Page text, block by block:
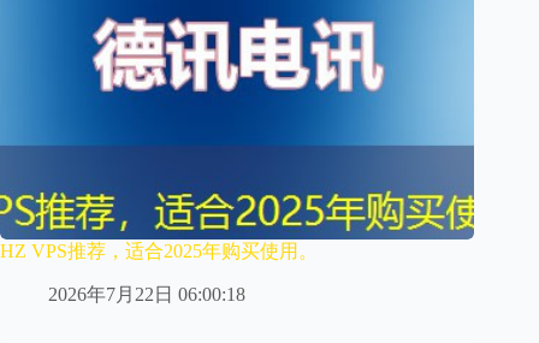
HZ VPS推荐，适合2025年购买使用。
2026年7月22日 06:00:18